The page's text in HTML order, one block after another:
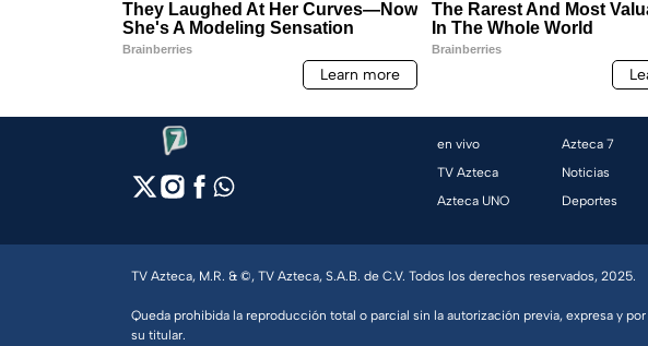
en vivo
TV Azteca
Azteca UNO
Azteca 7
Noticias
Deportes
TV Azteca, M.R. & ©, TV Azteca, S.A.B. de C.V. Todos los derechos reservados, 2025.
Queda prohibida la reproducción total o parcial sin la autorización previa, expresa y
su titular.